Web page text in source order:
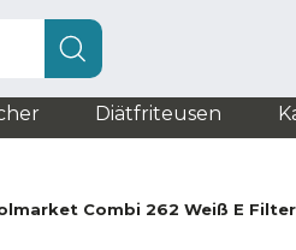
Diätfriteusen
Combi 262 Weiß E Filter